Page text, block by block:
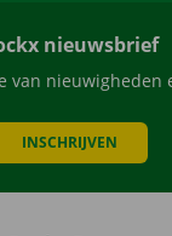
nieuwsbrief
van nieuwigheden
INSCHRIJVEN